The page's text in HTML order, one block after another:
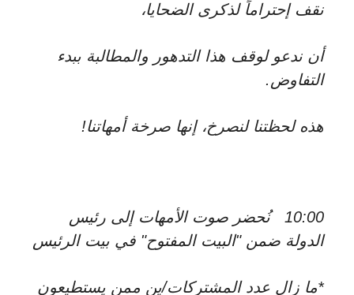
نقف إحتراماً لذكرى الضحايا،
أن ندعو لوقف هذا التدهور والمطالبة ببدء
التفاوض.
هذه لحظتنا لنصرخ، إنها صرخة أمهاتنا!
10:00 نُحضر صوت الأمهات إلى رئيس
الدولة ضمن "البيت المفتوح" في بيت الرئيس
*ما زال عدد المشتركات/ين ممن يستطيعون